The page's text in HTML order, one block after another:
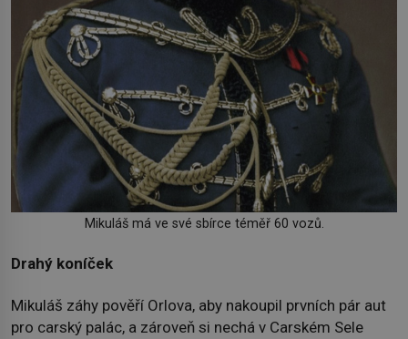
Mikuláš má ve své sbírce téměř 60 vozů.
Drahý koníček
Mikuláš záhy pověří Orlova, aby nakoupil prvních pár aut
pro carský palác, a zároveň si nechá v Carském Sele